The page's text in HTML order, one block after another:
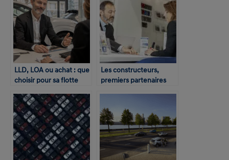
LLD, LOA ou achat : que
choisir pour sa flotte
Les constructeurs,
premiers partenaires